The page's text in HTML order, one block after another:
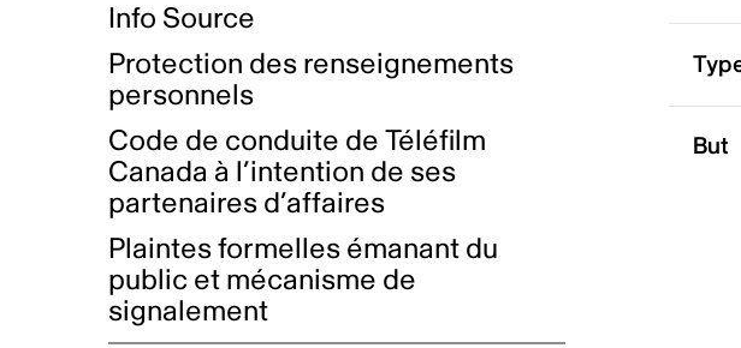
Info Source
Protection des renseignements
personnels
Code de conduite de Téléfilm
Canada à l’intention de ses
partenaires d’affaires
Plaintes formelles émanant du
public et mécanisme de
signalement
But